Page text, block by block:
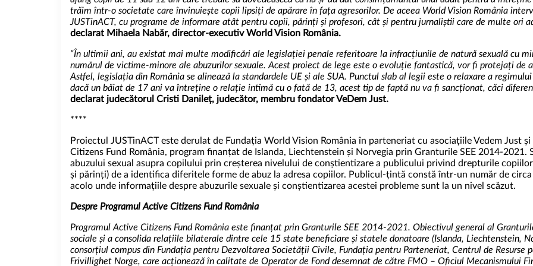
trăim într-o societate care învinuiește copii lipsiți de apărare în fața agresorilor. De aceea World Vision România
JUSTinACT, cu programe de informare atât pentru copii, părinți și profesori, cât și pentru jurnaliștii care de multe ori
declarat Mihaela Nabăr, director-executiv World Vision România.
“În ultimii ani, au existat mai multe modificări ale legislației penale referitoare la infracțiunile de natură sexuală cu
numărul de victime-minore ale abuzurilor sexuale. Acest proiect de lege este o evoluție fantastică, vor fi protejați de
Astfel, legislația din România se alinează la standardele UE și ale SUA. Punctul slab al legii este o relaxare a
dacă un băiat de 17 ani va întreține o relație intimă cu o fată de 13, acest tip de faptă nu va fi sancționat, căci
declarat judecătorul Cristi Danileț, judecător, membru fondator VeDem Just.
****
Proiectul JUSTinACT este derulat de Fundația World Vision România în parteneriat cu asociațiile Vedem Just
Citizens Fund România, program finanțat de Islanda, Liechtenstein și Norvegia prin Granturile SEE 2014-
abuzului sexual asupra copilului prin creșterea nivelului de conștientizare a publicului privind drepturile
și părinți) de a identifica diferitele forme de abuz la adresa copiilor. Publicul-țintă constă într-un număr de
acolo unde informațiile despre abuzurile sexuale și conștientizarea acestei probleme sunt la un nivel scăzut.
Despre Programul Active Citizens Fund România
Programul Active Citizens Fund România este finanțat prin Granturile SEE 2014-2021. Obiectivul general al
sociale și a consolida relațiile bilaterale dintre cele 15 state beneficiare și statele donatoare (Islanda, Liechtenstein,
consorțiul compus din Fundația pentru Dezvoltarea Societății Civile, Fundația pentru Parteneriat, Centrul de Resurse
Frivillighet Norge, care acționează în calitate de Operator de Fond desemnat de către FMO – Oficiul Mecanismului